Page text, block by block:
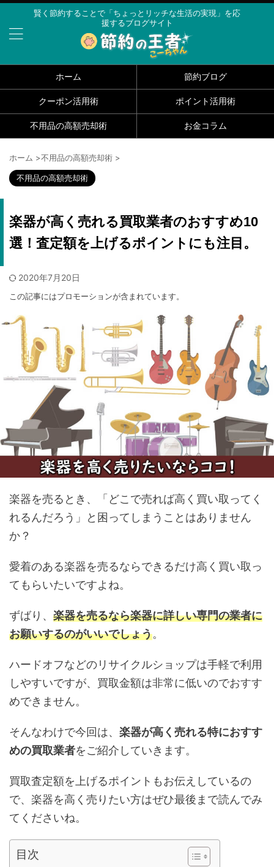
賢く節約することで「ちょっとリッチな生活の実現」を応
援するブログサイト
ホーム 節約ブログ
クーポン活用術 ポイント活用術
不用品の高額売却術 お金コラム
ホーム >不用品の高額売却術 >
不用品の高額売却術
楽器が高く売れる買取業者のおすすめ10
選！査定額を上げるポイントにも注目。
2020年7月20日
この記事にはプロモーションが含まれています。
楽器を売るとき、「どこで売れば高く買い取ってく
れるんだろう」と困ってしまうことはありません
か？
愛着のある楽器を売るならできるだけ高く買い取っ
てもらいたいですよね。
ずばり、 楽器を売るなら楽器に詳しい専門の業者に
お願いするのがいいでしょう。
ハードオフなどのリサイクルショップは手軽で利用
しやすいですが、買取金額は非常に低いのでおすす
めできません。
そんなわけで今回は、 楽器が高く売れる特におすす
めの買取業者をご紹介していきます。
買取査定額を上げるポイントもお伝えしているの
で、楽器を高く売りたい方はぜひ最後まで読んでみ
てくださいね。
目次